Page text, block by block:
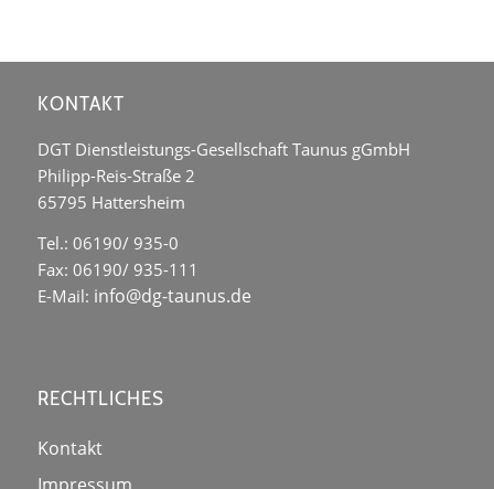
KONTAKT
DGT Dienstleistungs-Gesellschaft Taunus gGmbH
Philipp-Reis-Straße 2
65795 Hattersheim
Tel.: 06190/ 935-0
Fax: 06190/ 935-111
E-Mail: info@dg-taunus.de
RECHTLICHES
Kontakt